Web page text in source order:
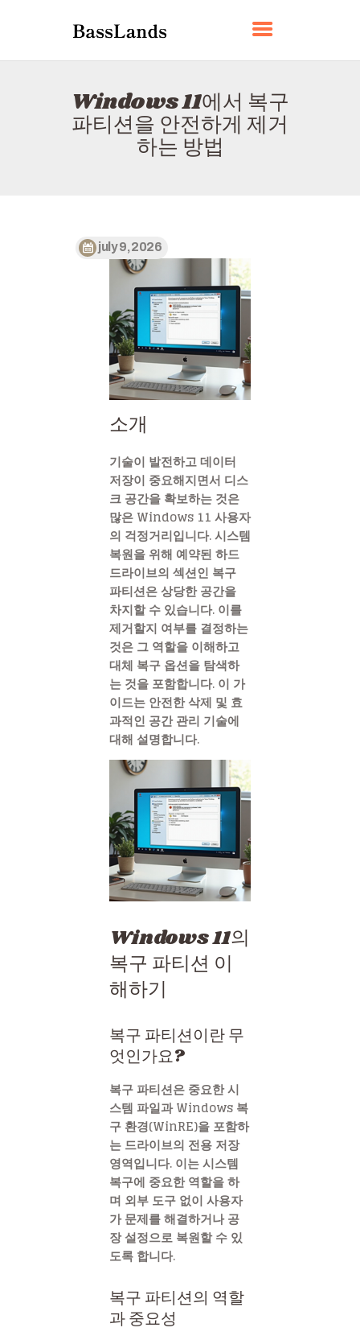
Windows 11에서 복구
파티션을 안전하게 제거
하는 방법
BASSLANDS
홈
소개
july 9, 2026
소개
기술이 발전하고 데이터
저장이 중요해지면서 디스
크 공간을 확보하는 것은
많은 Windows 11 사용자
의 걱정거리입니다. 시스템
복원을 위해 예약된 하드
드라이브의 섹션인 복구
파티션은 상당한 공간을
차지할 수 있습니다. 이를
제거할지 여부를 결정하는
것은 그 역할을 이해하고
대체 복구 옵션을 탐색하
는 것을 포함합니다. 이 가
이드는 안전한 삭제 및 효
과적인 공간 관리 기술에
대해 설명합니다.
Windows 11의
복구 파티션 이
해하기
복구 파티션이란 무
엇인가요?
복구 파티션은 중요한 시
스템 파일과 Windows 복
구 환경(WinRE)을 포함하
는 드라이브의 전용 저장
영역입니다. 이는 시스템
복구에 중요한 역할을 하
며 외부 도구 없이 사용자
가 문제를 해결하거나 공
장 설정으로 복원할 수 있
도록 합니다.
복구 파티션의 역할
과 중요성